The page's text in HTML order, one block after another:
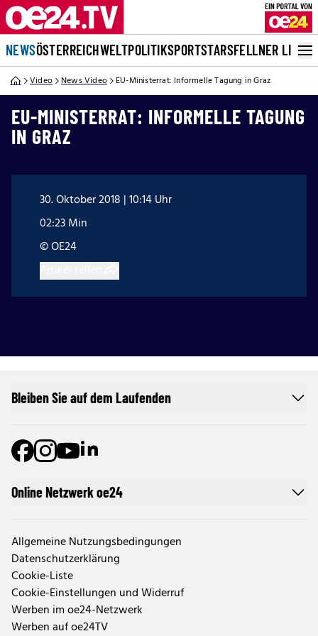
NEWSÖSTERREICHWELTPOLITIKSPORTSTARSFELLNER LIVE
Video News Video EU-Ministerrat: Informelle Tagung in Graz
EU-MINISTERRAT: INFORMELLE TAGUNG
IN GRAZ
30. Oktober 2018 | 10:14 Uhr
02:23 Min
© OE24
Online Netzwerk oe24
Allgemeine Nutzungsbedingungen
Datenschutzerklärung
Cookie-Liste
Cookie-Einstellungen und Widerruf
Werben im oe24-Netzwerk
Werben auf oe24TV
Bleiben Sie auf dem Laufenden